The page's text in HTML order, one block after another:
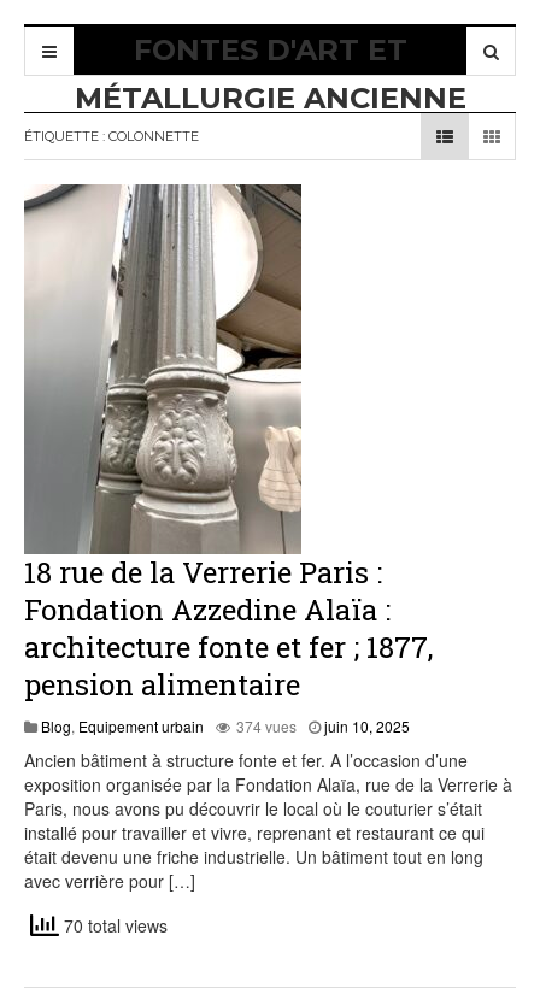
FONTES D'ART ET
MÉTALLURGIE ANCIENNE
ÉTIQUETTE : COLONNETTE
18 rue de la Verrerie Paris :
Fondation Azzedine Alaïa :
architecture fonte et fer ; 1877,
pension alimentaire
Blog, Equipement urbain 374 vues juin 10, 2025
Ancien bâtiment à structure fonte et fer. A l’occasion d’une
exposition organisée par la Fondation Alaïa, rue de la Verrerie à
Paris, nous avons pu découvrir le local où le couturier s’était
installé pour travailler et vivre, reprenant et restaurant ce qui
était devenu une friche industrielle. Un bâtiment tout en long
avec verrière pour […]
70 total views